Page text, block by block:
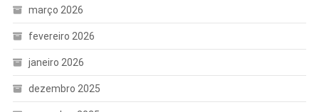
março 2026
fevereiro 2026
janeiro 2026
dezembro 2025